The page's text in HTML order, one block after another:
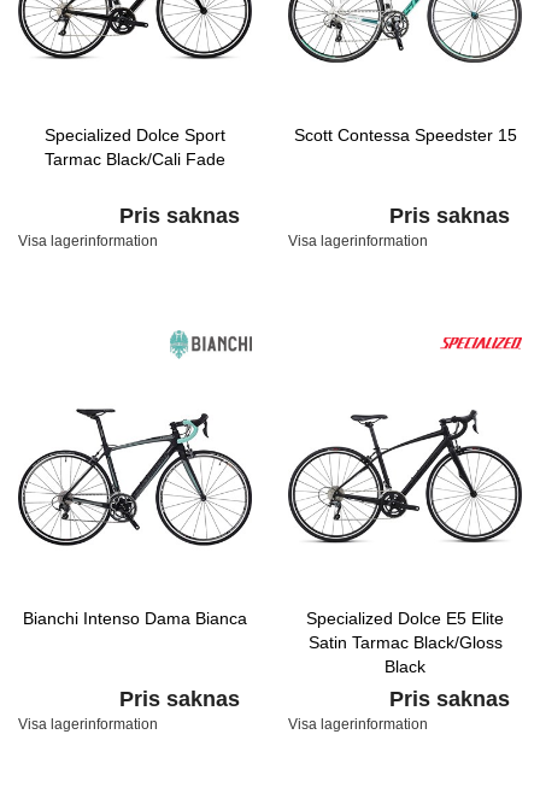
Specialized Dolce Sport
Tarmac Black/Cali Fade
Pris saknas
Visa lagerinformation
Scott Contessa Speedster 15
Pris saknas
Visa lagerinformation
Bianchi Intenso Dama Bianca
Pris saknas
Visa lagerinformation
Specialized Dolce E5 Elite
Satin Tarmac Black/Gloss
Black
Pris saknas
Visa lagerinformation